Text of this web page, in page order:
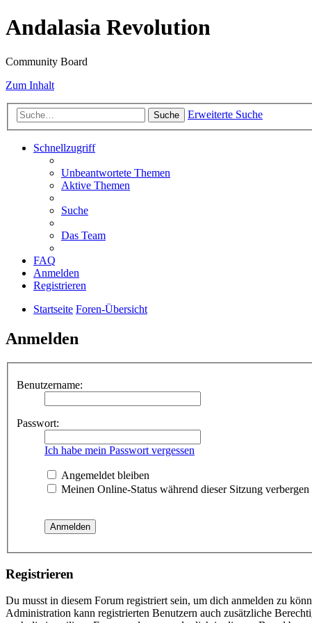
Andalasia Revolution
Community Board
Zum Inhalt
Suche Erweiterte Suche
Schnellzugriff
Unbeantwortete Themen
Aktive Themen
Suche
Das Team
FAQ
Anmelden
Registrieren
Startseite Foren-Übersicht
Anmelden
Benutzername:
Passwort:
Ich habe mein Passwort vergessen
Angemeldet bleiben
Meinen Online-Status während dieser Sitzung verbergen
Registrieren
Du musst in diesem Forum registriert sein, um dich anmelden zu
Administration kann registrierten Benutzern auch zusätzliche